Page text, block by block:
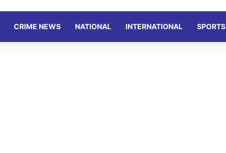
CRIME NEWS NATIONAL INTERNATIONAL SPORTS